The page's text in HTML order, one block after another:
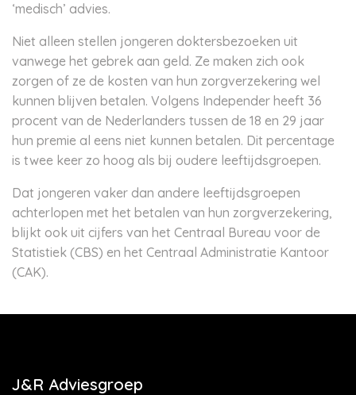
‘medisch’ advies.
Niet alleen stellen jongeren doktersbezoeken uit
vanwege het gebrek aan geld. Ze maken zich ook
zorgen of ze de kosten van hun zorgverzekering wel
kunnen blijven betalen. Volgens Independer heeft 36
procent van de Nederlanders tussen de 18 en 29 jaar
hun premie al eens niet kunnen betalen. Dit percentage
is twee keer zo hoog als bij oudere leeftijdsgroepen.
Dat jongeren vaker dan andere leeftijdsgroepen
achterlopen met het betalen van hun zorgverzekering,
blijkt ook uit cijfers van het Centraal Bureau voor de
Statistiek (CBS) en het Centraal Administratie Kantoor
(CAK).
J&R Adviesgroep